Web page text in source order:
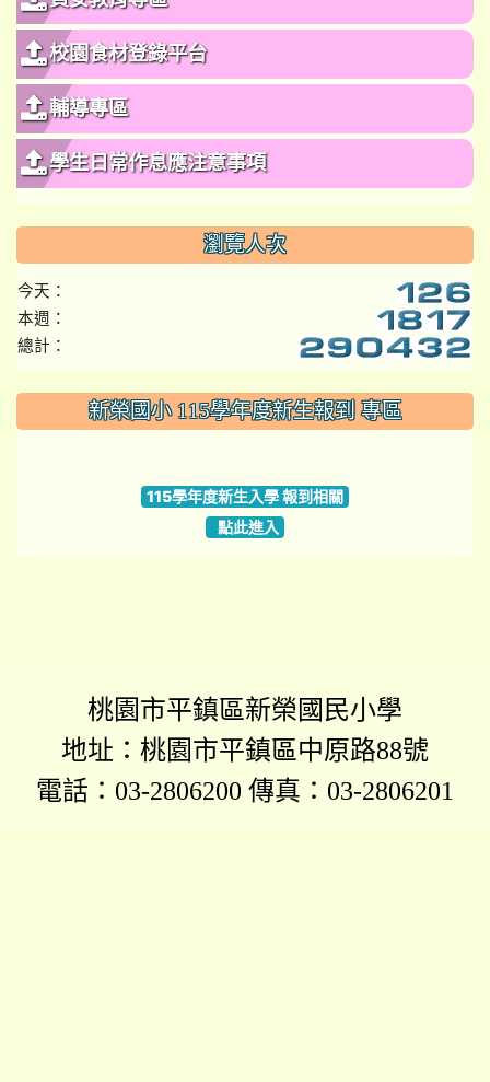
校園食材登錄平台
輔導專區
學生日常作息應注意事項
瀏覽人次
今天：
本週：
總計：
::: 新榮國小 115學年度新生報到 專區
115學年度新生入學 報到相關
點此進入
桃園市平鎮區新榮國民小學
地址：桃園市平鎮區中原路88號
電話：03-2806200 傳真：03-2806201